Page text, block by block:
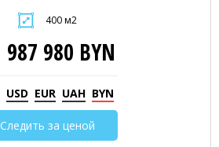
400 м2
987 980 BYN
USD EUR UAH BYN
Следить за ценой